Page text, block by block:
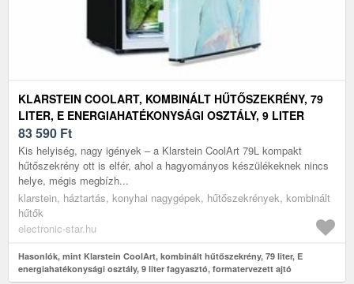
KLARSTEIN COOLART, KOMBINÁLT HŰTŐSZEKRÉNY, 79
LITER, E ENERGIAHATÉKONYSÁGI OSZTÁLY, 9 LITER
FAGYASZTÓ, FORMATERVEZETT AJTÓ
83 590 Ft
Kis helyiség, nagy igények – a Klarstein CoolArt 79L kompakt
hűtőszekrény ott is elfér, ahol a hagyományos készülékeknek nincs
helye, mégis megbízh...
klarstein, háztartás, konyhai nagygépek, hűtőszekrények, kombinált
hűtők
electronic-star.hu
Hasonlók, mint Klarstein CoolArt, kombinált hűtőszekrény, 79 liter, E
energiahatékonysági osztály, 9 liter fagyasztó, formatervezett ajtó